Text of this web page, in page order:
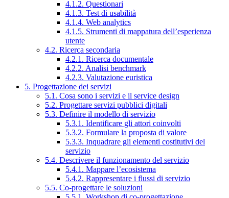
4.1.2. Questionari
4.1.3. Test di usabilità
4.1.4. Web analytics
4.1.5. Strumenti di mappatura dell’esperienza
utente
4.2. Ricerca secondaria
4.2.1. Ricerca documentale
4.2.2. Analisi benchmark
4.2.3. Valutazione euristica
5. Progettazione dei servizi
5.1. Cosa sono i servizi e il service design
5.2. Progettare servizi pubblici digitali
5.3. Definire il modello di servizio
5.3.1. Identificare gli attori coinvolti
5.3.2. Formulare la proposta di valore
5.3.3. Inquadrare gli elementi costitutivi del
servizio
5.4. Descrivere il funzionamento del servizio
5.4.1. Mappare l’ecosistema
5.4.2. Rappresentare i flussi di servizio
5.5. Co-progettare le soluzioni